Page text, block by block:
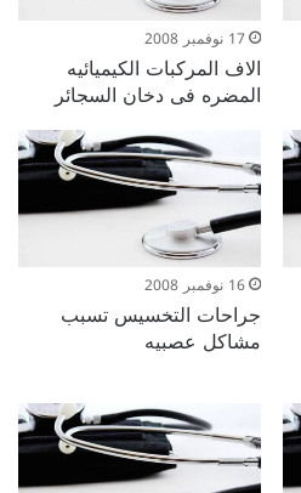
17 نوفمبر 2008
الاف المركبات الكيميائيه
المضره فى دخان السجائر
16 نوفمبر 2008
جراحات التخسيس تسبب
مشاكل عصبيه